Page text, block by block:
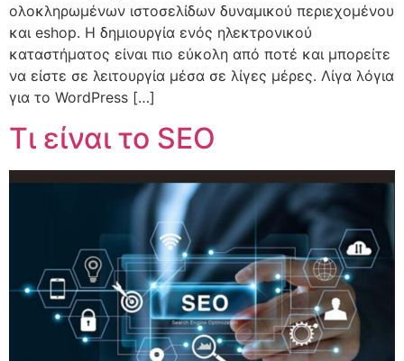
ολοκληρωμένων ιστοσελίδων δυναμικού περιεχομένου
και eshop. Η δημιουργία ενός ηλεκτρονικού
καταστήματος είναι πιο εύκολη από ποτέ και μπορείτε
να είστε σε λειτουργία μέσα σε λίγες μέρες. Λίγα λόγια
για το WordPress […]
Τι είναι το SEO